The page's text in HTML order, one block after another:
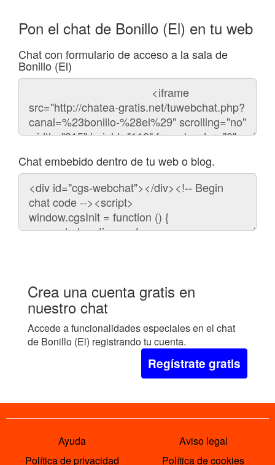
Pon el chat de Bonillo (El) en tu web
Chat con formulario de acceso a la sala de
Bonillo (El)
Código
chat
Chat embebido dentro de tu web o blog.
Código
para
embeber
chat
Crea una cuenta gratis en
nuestro chat
Accede a funcionalidades especiales en el chat
de Bonillo (El) registrando tu cuenta.
Regístrate gratis
Ayuda
Aviso legal
Política de privacidad
Política de cookies